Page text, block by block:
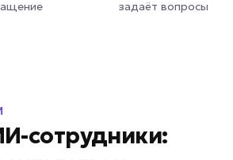
задаёт вопросы
сотрудники: